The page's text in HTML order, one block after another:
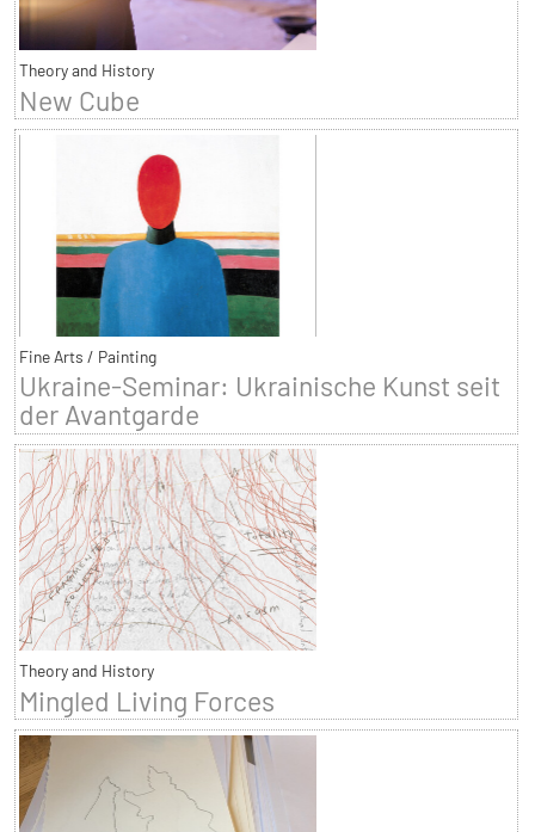
Theory and History
New Cube
Fine Arts / Painting
Ukraine-Seminar: Ukrainische Kunst seit
der Avantgarde
Theory and History
Mingled Living Forces